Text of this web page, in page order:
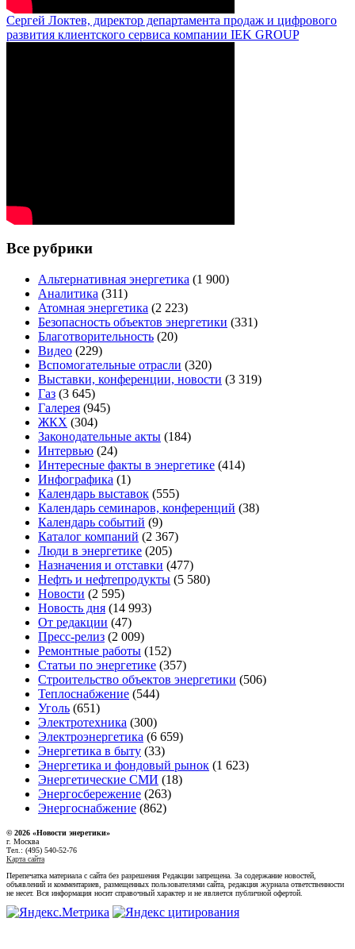
Сергей Локтев, директор департамента продаж и цифрового
развития клиентского сервиса компании IEK GROUP
Все рубрики
Альтернативная энергетика (1 900)
Аналитика (311)
Атомная энергетика (2 223)
Безопасность объектов энергетики (331)
Благотворительность (20)
Видео (229)
Вспомогательные отрасли (320)
Выставки, конференции, новости (3 319)
Газ (3 645)
Галерея (945)
ЖКХ (304)
Законодательные акты (184)
Интервью (24)
Интересные факты в энергетике (414)
Инфографика (1)
Календарь выставок (555)
Календарь семинаров, конференций (38)
Календарь событий (9)
Каталог компаний (2 367)
Люди в энергетике (205)
Назначения и отставки (477)
Нефть и нефтепродукты (5 580)
Новости (2 595)
Новость дня (14 993)
От редакции (47)
Пресс-релиз (2 009)
Ремонтные работы (152)
Статьи по энергетике (357)
Строительство объектов энергетики (506)
Теплоснабжение (544)
Уголь (651)
Электротехника (300)
Электроэнергетика (6 659)
Энергетика в быту (33)
Энергетика и фондовый рынок (1 623)
Энергетические СМИ (18)
Энергосбережение (263)
Энергоснабжение (862)
© 2026 «Новости энеретики»
г. Москва
Тел.: (495) 540-52-76
Карта сайта
Перепечатка материала с сайта без разрешения Редакции запрещена. За содержание новостей,
объявлений и комментариев, размещенных пользователями сайта, редакция журнала ответственности
не несет. Вся информация носит справочный характер и не является публичной офертой.